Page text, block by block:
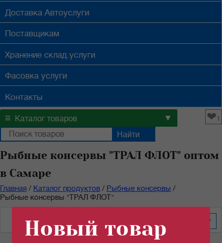
Доставка Автоуслуги
Поставщикам
Хранение склад.услуги
Фасовка услуги
Контакты
≡ Каталог товаров ▼ ❤1
Рыбные консервы "ТРАЛ ФЛОТ" оптом
в Самаре
Главная / Каталог продуктов / Рыбные консервы /
Рыбные консервы "ТРАЛ ФЛОТ"
Новый товар